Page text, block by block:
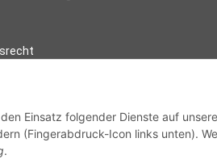
widerrufen
Einsatz folgender Dienste auf
(Fingerabdruck-Icon links unten).
.